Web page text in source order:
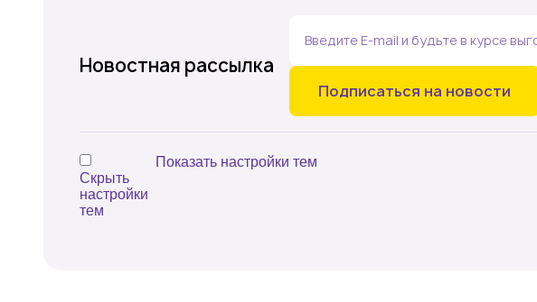
Новостная рассылка
Введите E-mail и будьте в курсе
Подписаться на новости
Показать настройки тем
Скрыть
настройки
тем